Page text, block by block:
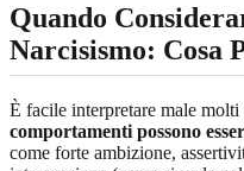
Quando
Narcisismo: Cosa
È facile interpretare male
comportamenti possono
come forte ambizione,